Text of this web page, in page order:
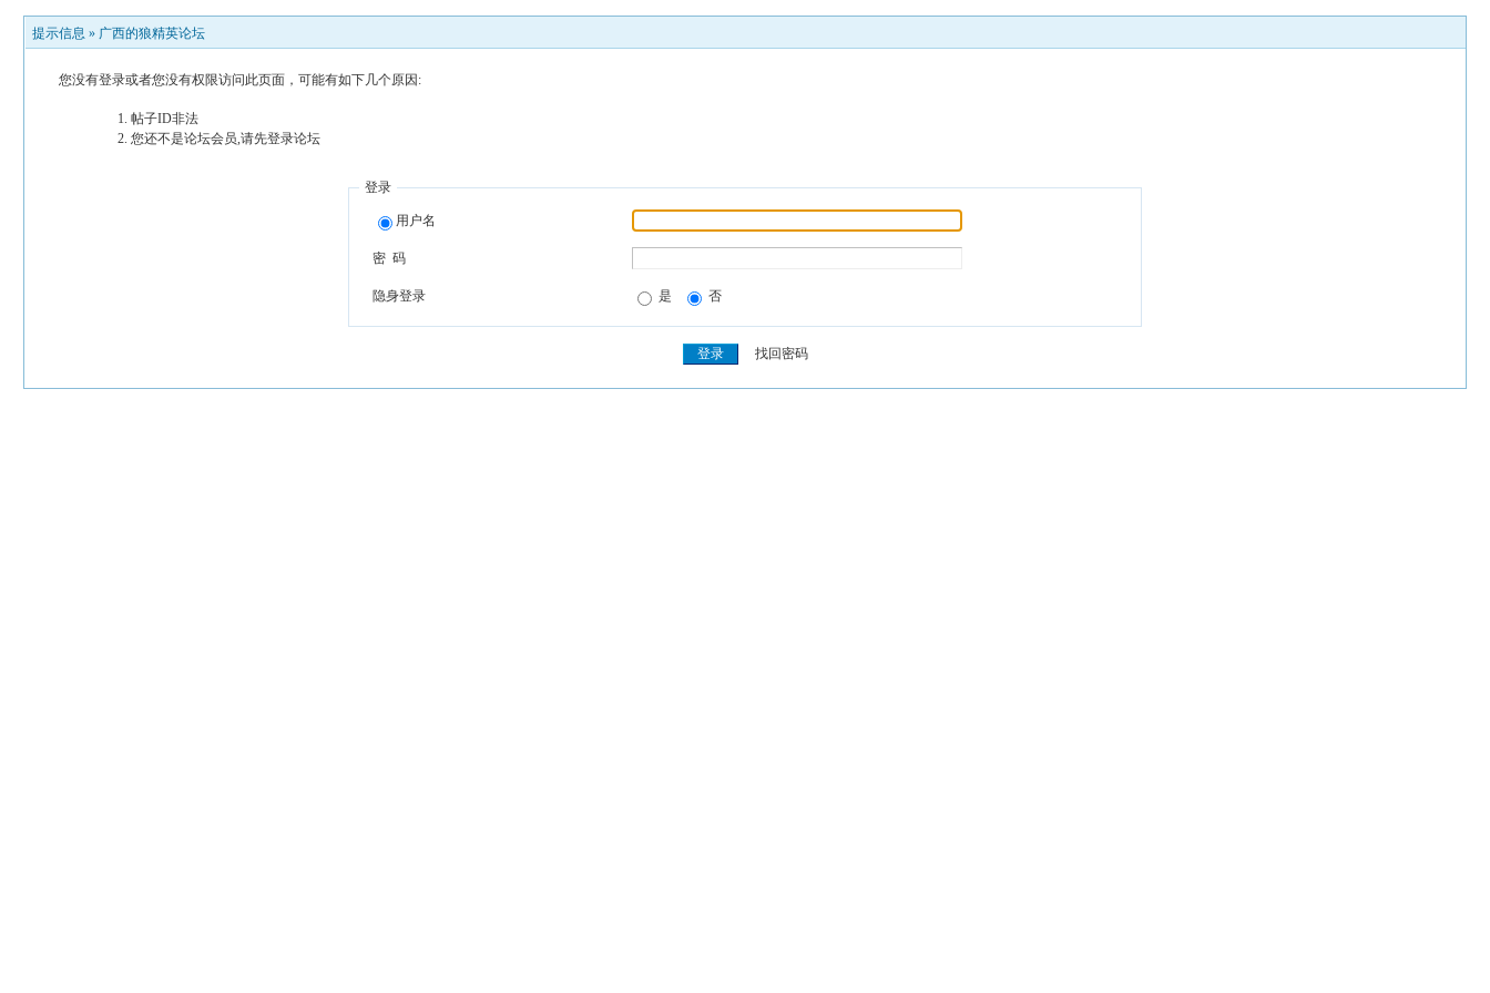
提示信息 » 广西的狼精英论坛
您没有登录或者您没有权限访问此页面，可能有如下几个原因:
帖子ID非法
您还不是论坛会员,请先登录论坛
登录
用户名
密 码
隐身登录 是 否
找回密码